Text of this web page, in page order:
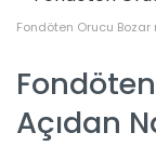
Fondöten Orucu Bozar
Açıdan